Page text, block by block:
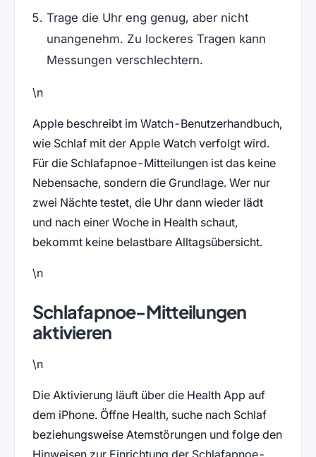
Trage die Uhr eng genug, aber nicht
unangenehm. Zu lockeres Tragen kann
Messungen verschlechtern.
\n
Apple beschreibt im Watch-Benutzerhandbuch,
wie Schlaf mit der Apple Watch verfolgt wird.
Für die Schlafapnoe-Mitteilungen ist das keine
Nebensache, sondern die Grundlage. Wer nur
zwei Nächte testet, die Uhr dann wieder lädt
und nach einer Woche in Health schaut,
bekommt keine belastbare Alltagsübersicht.
\n
Schlafapnoe-Mitteilungen
aktivieren
\n
Die Aktivierung läuft über die Health App auf
dem iPhone. Öffne Health, suche nach Schlaf
beziehungsweise Atemstörungen und folge den